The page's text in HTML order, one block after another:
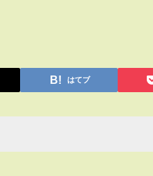
はてブ